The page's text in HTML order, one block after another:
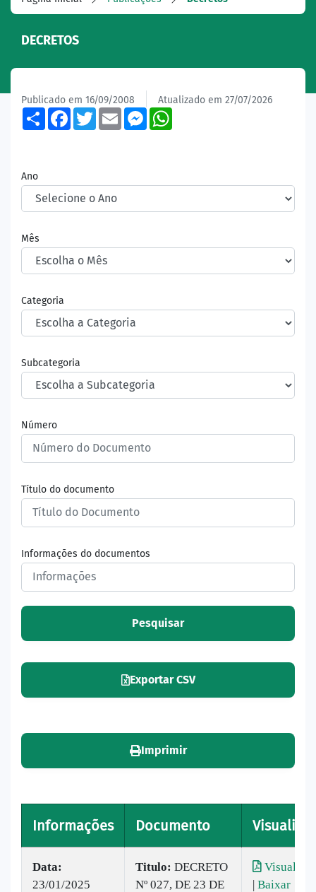
DECRETOS
Publicado em 16/09/2008 Atualizado em 27/07/2026
ShareFacebook
TwitterEmailMessenger
Ano
Mês
Categoria
Subcategoria
Número
Título do documento
Informações do documentos
Pesquisar
Exportar CSV
Imprimir
Informações Documento Visualizar
Data:
23/01/2025
Titulo: DECRETO
Nº 027, DE 23 DE
Visualizar
| Baixar